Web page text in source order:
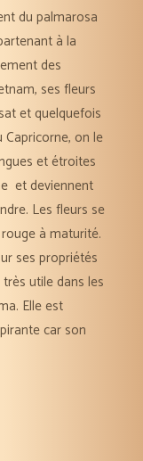
du palmarosa
à la
des
ses fleurs
et quelquefois
on le
et étroites
et deviennent
Les fleurs se
à maturité.
ses propriétés
utile dans les
Elle est
car son